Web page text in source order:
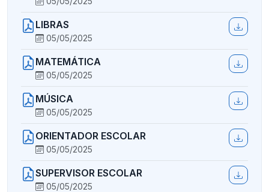
LIBRAS
05/05/2025
MATEMÁTICA
05/05/2025
MÚSICA
05/05/2025
ORIENTADOR ESCOLAR
05/05/2025
SUPERVISOR ESCOLAR
05/05/2025